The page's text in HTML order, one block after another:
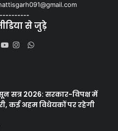
से जुड़े
WhatsApp
सत्र 2026: सरकार-विपक्ष में
कई अहम विधेयकों पर रहेगी